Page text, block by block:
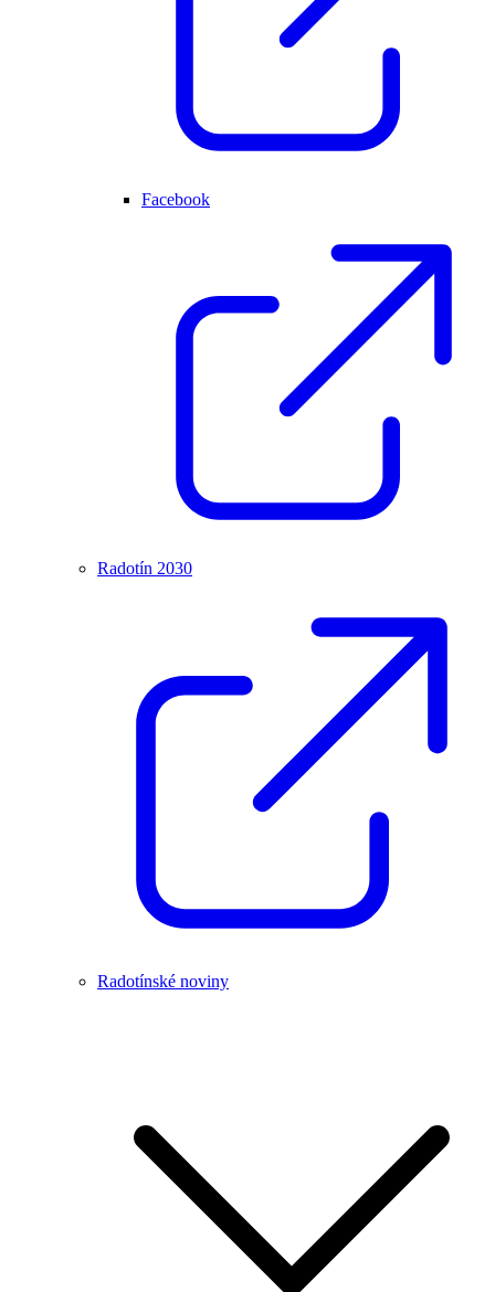
Facebook
Radotín 2030
Radotínské noviny